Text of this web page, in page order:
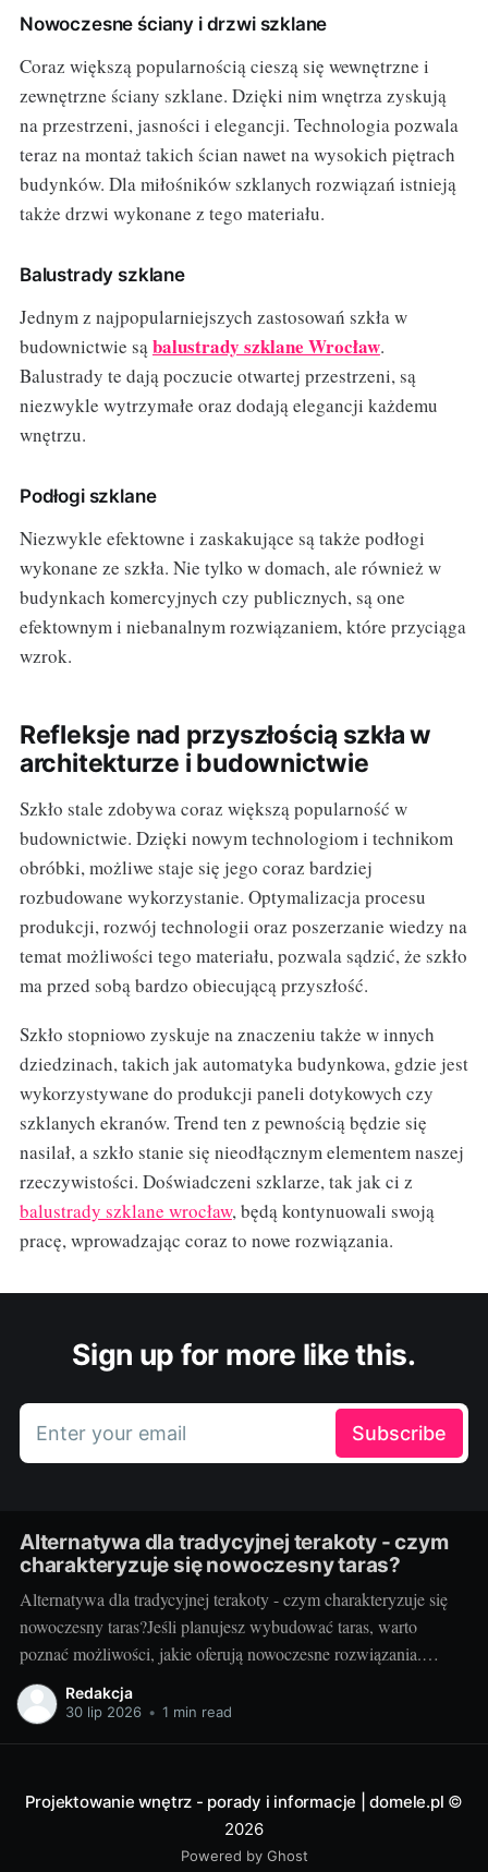
Nowoczesne ściany i drzwi szklane
Coraz większą popularnością cieszą się wewnętrzne i
zewnętrzne ściany szklane. Dzięki nim wnętrza zyskują
na przestrzeni, jasności i elegancji. Technologia pozwala
teraz na montaż takich ścian nawet na wysokich piętrach
budynków. Dla miłośników szklanych rozwiązań istnieją
także drzwi wykonane z tego materiału.
Balustrady szklane
Jednym z najpopularniejszych zastosowań szkła w
budownictwie sąbalustrady szklane Wrocław.
Balustrady te dają poczucie otwartej przestrzeni, są
niezwykle wytrzymałe oraz dodają elegancji każdemu
wnętrzu.
Podłogi szklane
Niezwykle efektowne i zaskakujące są także podłogi
wykonane ze szkła. Nie tylko w domach, ale również w
budynkach komercyjnych czy publicznych, są one
efektownym i niebanalnym rozwiązaniem, które przyciąga
wzrok.
Refleksje nad przyszłością szkła w
architekturze i budownictwie
Szkło stale zdobywa coraz większą popularność w
budownictwie. Dzięki nowym technologiom i technikom
obróbki, możliwe staje się jego coraz bardziej
rozbudowane wykorzystanie. Optymalizacja procesu
produkcji, rozwój technologii oraz poszerzanie wiedzy na
temat możliwości tego materiału, pozwala sądzić, że szkło
ma przed sobą bardzo obiecującą przyszłość.
Szkło stopniowo zyskuje na znaczeniu także w innych
dziedzinach, takich jak automatyka budynkowa, gdzie jest
wykorzystywane do produkcji paneli dotykowych czy
szklanych ekranów. Trend ten z pewnością będzie się
nasilał, a szkło stanie się nieodłącznym elementem naszej
rzeczywistości. Doświadczeni szklarze, tak jak ci z
balustrady szklane wrocław, będą kontynuowali swoją
pracę, wprowadzając coraz to nowe rozwiązania.
Sign up for more like this.
Enter your email Subscribe
Alternatywa dla tradycyjnej terakoty - czym
charakteryzuje się nowoczesny taras?
Alternatywa dla tradycyjnej terakoty - czym charakteryzuje się
nowoczesny taras?Jeśli planujesz wybudować taras, warto
poznać możliwości, jakie oferują nowoczesne rozwiązania.
Można przecież zdecydować się na coś więcej niż tylko
tradycyjną terakotę. Ale jak wygląda nowoczesny taras i dlaczego
Redakcja
30 lip 2026 • 1 min read
Projektowanie wnętrz - porady i informacje | domele.pl ©
2026
Powered by Ghost